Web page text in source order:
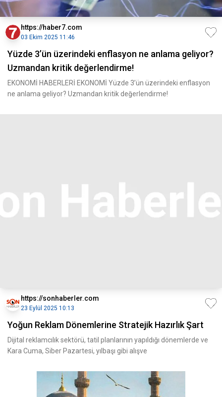
https://haber7.com
03 Ekim 2025 11:46
Yüzde 3’ün üzerindeki enflasyon ne anlama geliyor?
Uzmandan kritik değerlendirme!
EKONOMİ HABERLERİ EKONOMİ Yüzde 3’ün üzerindeki enflasyon
ne anlama geliyor? Uzmandan kritik değerlendirme!
https://sonhaberler.com
23 Eylül 2025 10:13
Yoğun Reklam Dönemlerine Stratejik Hazırlık Şart
Dijital reklamcılık sektörü, tatil planlarının yapıldığı dönemlerde ve
Kara Cuma, Siber Pazartesi, yılbaşı gibi alışve